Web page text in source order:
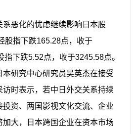
系恶化的忧虑继续影响日本股
股指下跌165.28点，收于
下跌5.52点，收于3245.58点。
本研究中心研究员吴英杰在接受
访时表示，若中日外交关系持续
投资、两国影视文化交流、企业
加大，日本跨国企业在资本市场